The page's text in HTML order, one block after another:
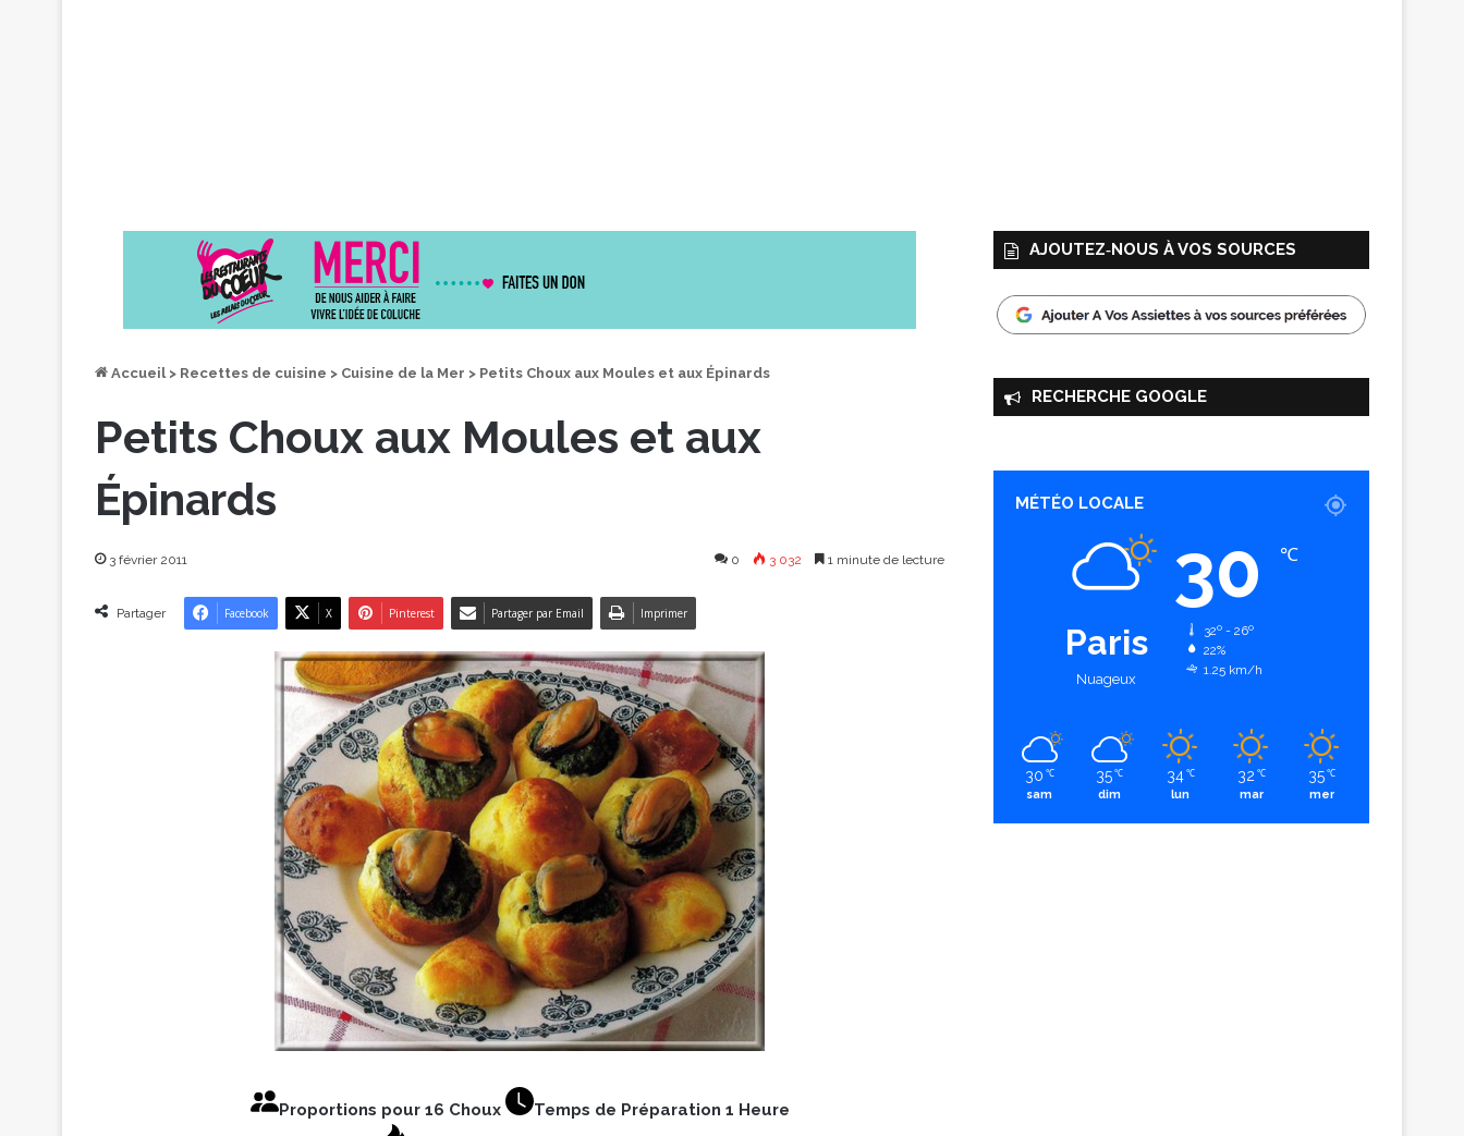
Accueil > Recettes de cuisine > Cuisine de la Mer > Petits Choux aux Moules et aux Épinards
Petits Choux aux Moules et aux
Épinards
3 février 2011 0 3 032 1 minute de lecture
Partager Facebook X Pinterest Partager par Email Imprimer
Proportions pour 16 Choux
Temps de Préparation 1 Heure
AJOUTEZ‑NOUS À VOS SOURCES
RECHERCHE GOOGLE
MÉTÉO LOCALE
Paris
Nuageux
30 ℃
32º - 26º
22%
1.25 km/h
30 ℃
sam
35 ℃
dim
34 ℃
lun
32 ℃
mar
35 ℃
mer